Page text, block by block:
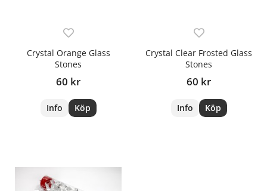
Crystal Orange Glass
Stones
60 kr
Info Köp
Crystal Clear Frosted Glass
Stones
60 kr
Info Köp